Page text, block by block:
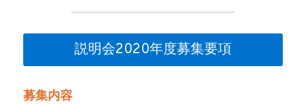
説明会2020年度募集要項
募集内容